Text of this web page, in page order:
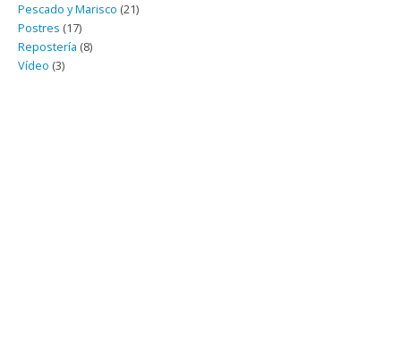
Pescado y Marisco (21)
Postres (17)
Repostería (8)
Vídeo (3)